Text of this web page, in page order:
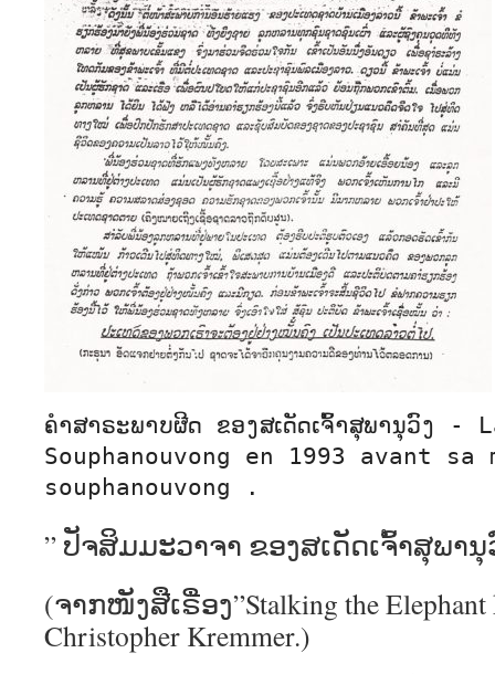
ຄຳສາຣະພາບຜີດ ຂອງສເດັດເຈົ້າສຸພານຸວົງ
Souphanouvong en 1993 avant
souphanouvong .
” ປັຈສິມມະວາຈາ ຂອງສເດັດເຈົ້າສຸພາ
(ຈາກໜັງສືເຣື່ອງ”Stalking the
Christopher Kremmer.)